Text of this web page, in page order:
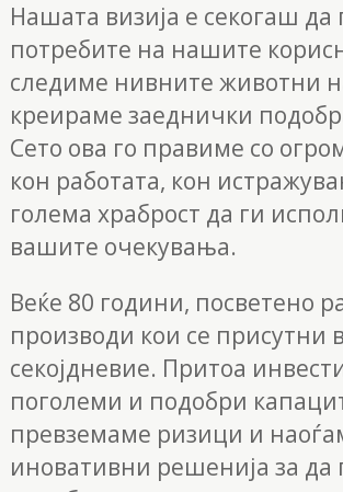
Нашата визија е секогаш
потребите на нашите
следиме нивните животни
креираме заеднички
Сето ова го правиме со
кон работата, кон
голема храброст да ги
вашите очекувања.
Веќе 80 години, посветено
производи кои се присутни
секојдневие. Притоа
поголеми и подобри
превземаме ризици и
иновативни решенија за